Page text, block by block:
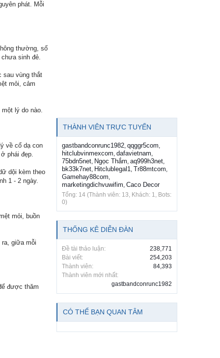
phát. Mỗi
thường, số
sinh đẻ.
sau vùng thắt
mỏi, cảm
lý do nào.
về cổ dạ con
phái đẹp.
dội kèm theo
1 - 2 ngày.
mỏi, buồn
ra, giữa mỗi
được thăm
THÀNH VIÊN TRỰC TUYẾN
gastbandconrunc1982, qqggr5com,
hitclubvinmexcom, dafavietnam,
75bdn5net, Ngọc Thắm, aq999h3net,
bk33k7net, Hitclublegal1, Tr88mtcom,
Gamehay88com,
marketingdichvuwifim, Caco Decor
Tổng: 14 (Thành viên: 13, Khách: 1, Bots:
0)
THỐNG KÊ DIỄN ĐÀN
Đề tài thảo luận:
238,771
Bài viết:
254,203
Thành viên:
84,393
Thành viên mới nhất:
gastbandconrunc1982
CÓ THỂ BẠN QUAN TÂM